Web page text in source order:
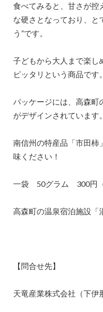
食べてみると、甘さが控
な硬さとなっており、と
う”です。
子どもから大人まで楽し
ピッタリという商品です。
パッケージには、高森町
がデザインされています。
南信州の特産品「市田柿
味ください！
一袋 50グラム 300円（
高森町の温泉宿泊施設「
【問合せ先】
天竜産業株式会社（下伊